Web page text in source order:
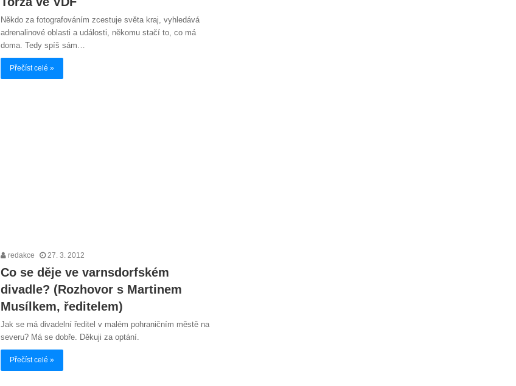
Někdo za fotografováním zcestuje světa kraj, vyhledává
adrenalinové oblasti a události, někomu stačí to, co má
doma. Tedy spíš sám…
Přečíst celé »
redakce 27. 3. 2012
Co se děje ve varnsdorfském
divadle? (Rozhovor s Martinem
Musílkem, ředitelem)
Jak se má divadelní ředitel v malém pohraničním městě na
severu? Má se dobře. Děkuji za optání.
Přečíst celé »